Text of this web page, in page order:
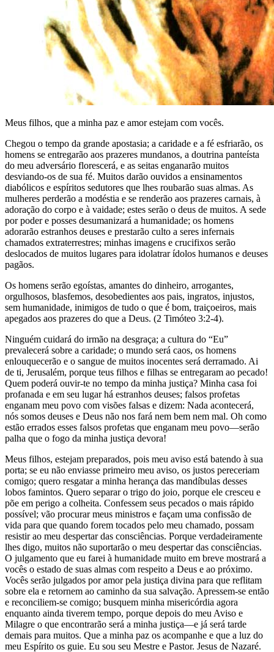
Meus filhos, que a minha paz e amor estejam com vocês.
Chegou o tempo da grande apostasia; a caridade e a fé esfriarão, os
homens se entregarão aos prazeres mundanos, a doutrina panteísta
do meu adversário florescerá, e as seitas enganarão muitos
desviando-os de sua fé. Muitos darão ouvidos a ensinamentos
diabólicos e espíritos sedutores que lhes roubarão suas almas. As
mulheres perderão a modéstia e se renderão aos prazeres carnais, à
adoração do corpo e à vaidade; estes serão o deus de muitos. A sede
por poder e posses desumanizará a humanidade; os homens
adorarão estranhos deuses e prestarão culto a seres infernais
chamados extraterrestres; minhas imagens e crucifixos serão
deslocados de muitos lugares para idolatrar ídolos humanos e deuses
pagãos.
Os homens serão egoístas, amantes do dinheiro, arrogantes,
orgulhosos, blasfemos, desobedientes aos pais, ingratos, injustos,
sem humanidade, inimigos de tudo o que é bom, traiçoeiros, mais
apegados aos prazeres do que a Deus. (2 Timóteo 3:2-4).
Ninguém cuidará do irmão na desgraça; a cultura do “Eu”
prevalecerá sobre a caridade; o mundo será caos, os homens
enlouquecerão e o sangue de muitos inocentes será derramado. Ai
de ti, Jerusalém, porque teus filhos e filhas se entregaram ao pecado!
Quem poderá ouvir-te no tempo da minha justiça? Minha casa foi
profanada e em seu lugar há estranhos deuses; falsos profetas
enganam meu povo com visões falsas e dizem: Nada acontecerá,
nós somos deuses e Deus não nos fará nem bem nem mal. Oh como
estão errados esses falsos profetas que enganam meu povo—serão
palha que o fogo da minha justiça devora!
Meus filhos, estejam preparados, pois meu aviso está batendo à sua
porta; se eu não enviasse primeiro meu aviso, os justos pereceriam
comigo; quero resgatar a minha herança das mandíbulas desses
lobos famintos. Quero separar o trigo do joio, porque ele cresceu e
põe em perigo a colheita. Confessem seus pecados o mais rápido
possível; vão procurar meus ministros e façam uma confissão de
vida para que quando forem tocados pelo meu chamado, possam
resistir ao meu despertar das consciências. Porque verdadeiramente
lhes digo, muitos não suportarão o meu despertar das consciências.
O julgamento que eu farei à humanidade muito em breve mostrará a
vocês o estado de suas almas com respeito a Deus e ao próximo.
Vocês serão julgados por amor pela justiça divina para que reflitam
sobre ela e retornem ao caminho da sua salvação. Apressem-se então
e reconciliem-se comigo; busquem minha misericórdia agora
enquanto ainda tiverem tempo, porque depois do meu Aviso e
Milagre o que encontrarão será a minha justiça—e já será tarde
demais para muitos. Que a minha paz os acompanhe e que a luz do
meu Espírito os guie. Eu sou seu Mestre e Pastor. Jesus de Nazaré.